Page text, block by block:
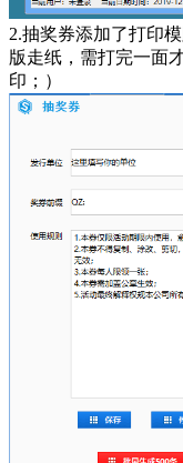
2.抽奖券添加了打印
版走纸，需打完一面
印；）